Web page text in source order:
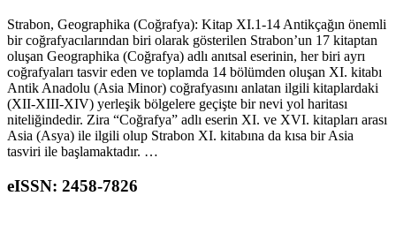
Strabon, Geographika (Coğrafya): Kitap XI.1-14 Antikçağın önemli
bir coğrafyacılarından biri olarak gösterilen Strabon’un 17 kitaptan
oluşan Geographika (Coğrafya) adlı anıtsal eserinin, her biri ayrı
coğrafyaları tasvir eden ve toplamda 14 bölümden oluşan XI. kitabı
Antik Anadolu (Asia Minor) coğrafyasını anlatan ilgili kitaplardaki
(XII-XIII-XIV) yerleşik bölgelere geçişte bir nevi yol haritası
niteliğindedir. Zira “Coğrafya” adlı eserin XI. ve XVI. kitapları arası
Asia (Asya) ile ilgili olup Strabon XI. kitabına da kısa bir Asia
tasviri ile başlamaktadır. …
eISSN: 2458-7826